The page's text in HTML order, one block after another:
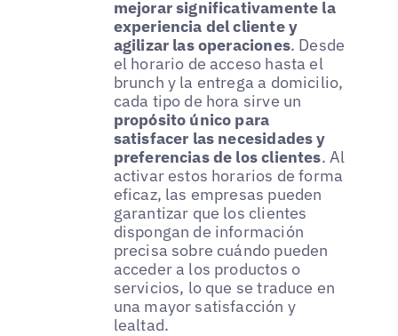
mejorar significativamente la
experiencia del cliente y
agilizar las operaciones. Desde
el horario de acceso hasta el
brunch y la entrega a domicilio,
cada tipo de hora sirve un
propósito único para
satisfacer las necesidades y
preferencias de los clientes. Al
activar estos horarios de forma
eficaz, las empresas pueden
garantizar que los clientes
dispongan de información
precisa sobre cuándo pueden
acceder a los productos o
servicios, lo que se traduce en
una mayor satisfacción y
lealtad.